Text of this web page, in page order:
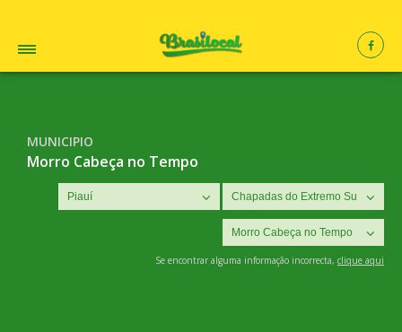
MUNICIPIO
Morro Cabeça no Tempo
Se encontrar alguma informação incorrecta, clique aqui